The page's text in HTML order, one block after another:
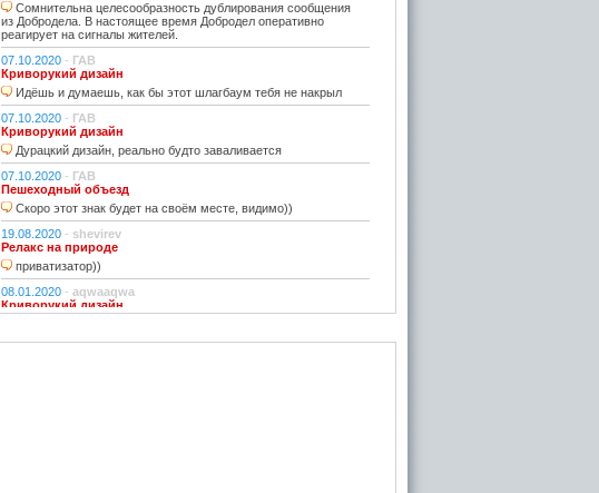
Сомнительна целесообразность дублирования сообщения
из Добродела. В настоящее время Добродел оперативно
реагирует на сигналы жителей.
07.10.2020 - ГАВ
Криворукий дизайн
Идёшь и думаешь, как бы этот шлагбаум тебя не накрыл
07.10.2020 - ГАВ
Криворукий дизайн
Дурацкий дизайн, реально будто заваливается
07.10.2020 - ГАВ
Пешеходный объезд
Скоро этот знак будет на своём месте, видимо))
19.08.2020 - shevirev
Релакс на природе
приватизатор))
08.01.2020 - aqwaaqwa
Криворукий дизайн